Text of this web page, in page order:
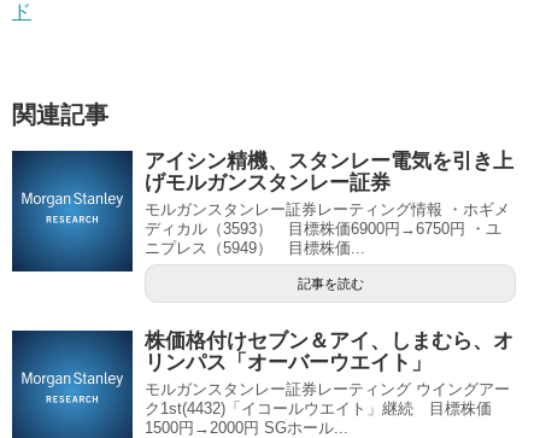
ド
関連記事
アイシン精機、スタンレー電気を引き上
げモルガンスタンレー証券
モルガンスタンレー証券レーティング情報 ・ホギメ
ディカル（3593） 目標株価6900円→6750円 ・ユ
ニプレス（5949） 目標株価...
記事を読む
株価格付けセブン＆アイ、しまむら、オ
リンパス「オーバーウエイト」
モルガンスタンレー証券レーティング ウイングアー
ク1st(4432)「イコールウエイト」継続 目標株価
1500円→2000円 SGホール...